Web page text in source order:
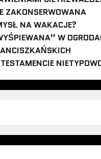
ZAKONSERWOWANA
NA WAKACJE?
W